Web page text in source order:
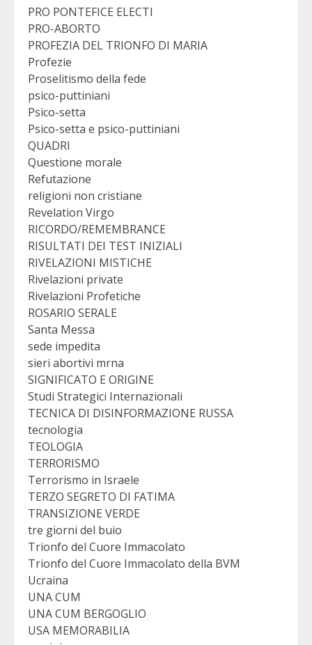
PRO PONTEFICE ELECTI
PRO-ABORTO
PROFEZIA DEL TRIONFO DI MARIA
Profezie
Proselitismo della fede
psico-puttiniani
Psico-setta
Psico-setta e psico-puttiniani
QUADRI
Questione morale
Refutazione
religioni non cristiane
Revelation Virgo
RICORDO/REMEMBRANCE
RISULTATI DEI TEST INIZIALI
RIVELAZIONI MISTICHE
Rivelazioni private
Rivelazioni Profetiche
ROSARIO SERALE
Santa Messa
sede impedita
sieri abortivi mrna
SIGNIFICATO E ORIGINE
Studi Strategici Internazionali
TECNICA DI DISINFORMAZIONE RUSSA
tecnologia
TEOLOGIA
TERRORISMO
Terrorismo in Israele
TERZO SEGRETO DI FATIMA
TRANSIZIONE VERDE
tre giorni del buio
Trionfo del Cuore Immacolato
Trionfo del Cuore Immacolato della BVM
Ucraina
UNA CUM
UNA CUM BERGOGLIO
USA MEMORABILIA